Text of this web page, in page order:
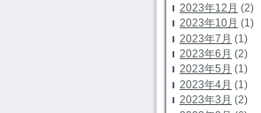
2023年12月 (2)
2023年10月 (1)
2023年7月 (1)
2023年6月 (2)
2023年5月 (1)
2023年4月 (1)
2023年3月 (2)